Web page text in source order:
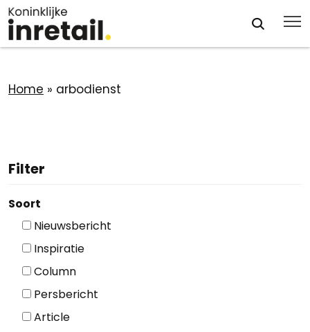
Home » arbodienst
Filter
Soort
Nieuwsbericht
Inspiratie
Column
Persbericht
Article